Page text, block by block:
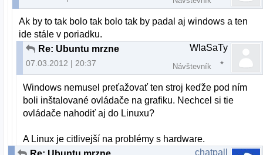
Ak by to tak bolo tak bolo tak by padal aj windows a ten
ide stále v poriadku.
Re: Ubuntu mrzne
07.03.2012 | 20:37
WlaSaTy
Návštevník
Windows nemusel preťažovať ten stroj keďže pod ním
boli inštalované ovládače na grafiku. Nechcel si tie
ovládače nahodiť aj do Linuxu?
A Linux je citlivejší na problémy s hardware.
chatpall